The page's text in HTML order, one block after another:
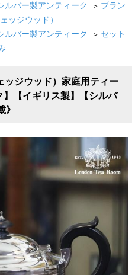
ルバー製アンティーク > ブラン
ッジウッド）
ルバー製アンティーク > セット
ッジウッド）家庭用ティー
【イギリス製】【シルバ